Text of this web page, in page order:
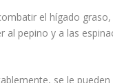
el hígado
pepino y a las
se le